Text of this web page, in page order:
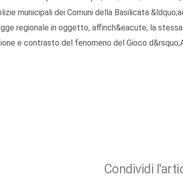
municipali dei Comuni della Basilicata
regionale in oggetto, affinch&eacute; la
e contrasto del fenomeno del Gioco
Condividi